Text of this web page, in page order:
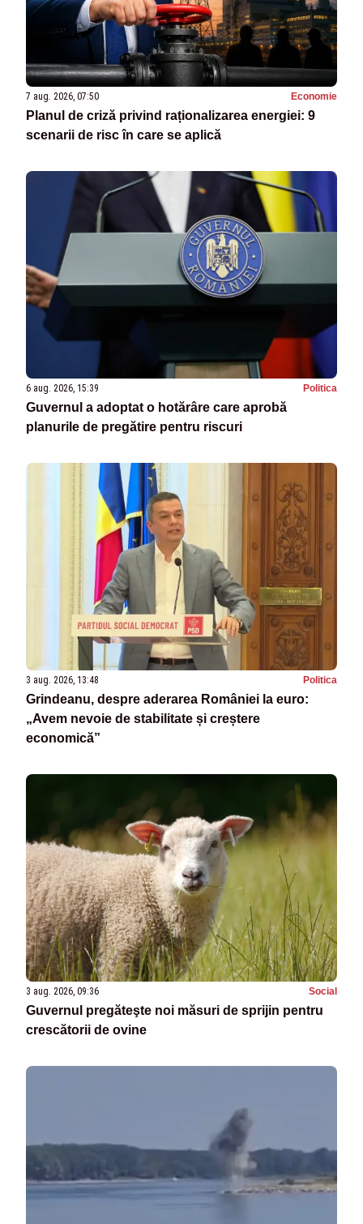
7 aug. 2026, 07:50 Economie
Planul de criză privind raționalizarea energiei: 9
scenarii de risc în care se aplică
6 aug. 2026, 15:39 Politica
Guvernul a adoptat o hotărâre care aprobă
planurile de pregătire pentru riscuri
3 aug. 2026, 13:48 Politica
Grindeanu, despre aderarea României la euro:
„Avem nevoie de stabilitate și creștere
economică”
3 aug. 2026, 09:36 Social
Guvernul pregăteşte noi măsuri de sprijin pentru
crescătorii de ovine